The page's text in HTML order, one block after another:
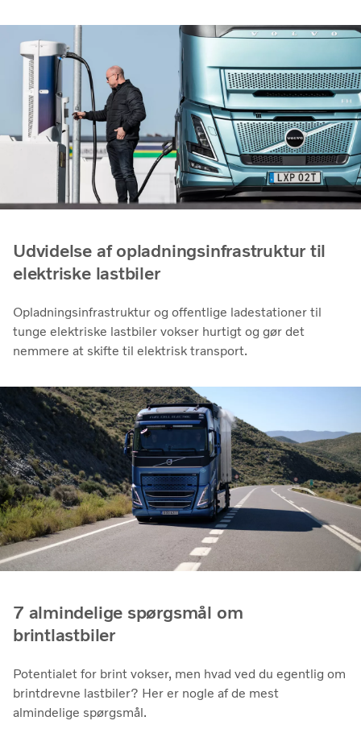
Udvidelse af opladningsinfrastruktur til
elektriske lastbiler
Opladningsinfrastruktur og offentlige ladestationer til
tunge elektriske lastbiler vokser hurtigt og gør det
nemmere at skifte til elektrisk transport.
7 almindelige spørgsmål om
brintlastbiler
Potentialet for brint vokser, men hvad ved du egentlig om
brintdrevne lastbiler? Her er nogle af de mest
almindelige spørgsmål.